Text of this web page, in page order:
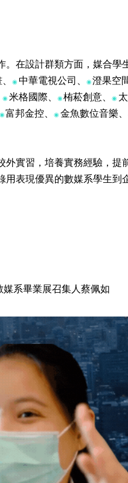
在設計群類方面，媒合學
◉中華電視公司、 ◉澄果空
◉米格國際、 ◉栯菘創意、 ◉
◉富邦金控、 ◉金魚數位音樂、
實習，培養實務經驗，提
表現優異的數媒系學生
系畢業展召集人蔡佩如